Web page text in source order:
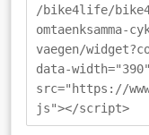
/bike4life/
vaegen/
data-
src="https://
js"></script>